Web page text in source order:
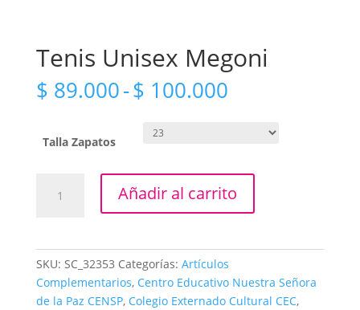
Tenis Unisex Megoni
$ 89.000-$ 100.000Rango
precios:
desde
hasta
$ 100.000
Talla Zapatos
Unisex
Añadir al carrito
SKU: SC_32353 Categorías: Artículos
Complementarios, Centro Educativo Nuestra Señora
de la Paz CENSP, Colegio Externado Cultural CEC,